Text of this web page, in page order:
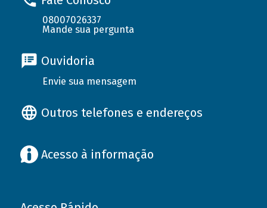
08007026337
Mande sua pergunta
Ouvidoria
Envie sua mensagem
Outros telefones e endereços
Acesso à informação